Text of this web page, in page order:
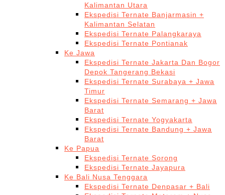
Kalimantan Utara
Ekspedisi Ternate Banjarmasin +
Kalimantan Selatan
Ekspedisi Ternate Palangkaraya
Ekspedisi Ternate Pontianak
Ke Jawa
Ekspedisi Ternate Jakarta Dan Bogor
Depok Tangerang Bekasi
Ekspedisi Ternate Surabaya + Jawa
Timur
Ekspedisi Ternate Semarang + Jawa
Barat
Ekspedisi Ternate Yogyakarta
Ekspedisi Ternate Bandung + Jawa
Barat
Ke Papua
Ekspedisi Ternate Sorong
Ekspedisi Ternate Jayapura
Ke Bali Nusa Tenggara
Ekspedisi Ternate Denpasar + Bali